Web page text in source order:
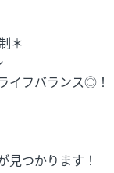
制＊
イフバランス◎！
見つかります！